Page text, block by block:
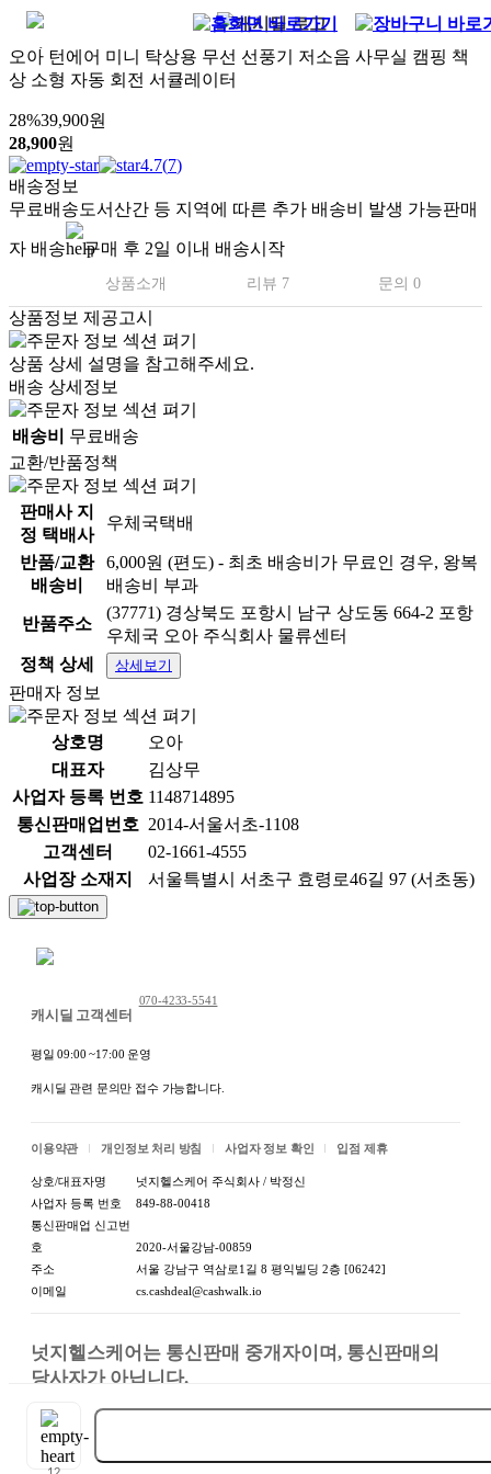
오아 턴에어 미니 탁상용 무선 선풍기 저소음 사무실 캠핑 책
상 소형 자동 회전 서큘레이터
28%39,900원
28,900원
4.7(7)
배송정보
무료배송도서산간 등 지역에 따른 추가 배송비 발생 가능판매
자 배송 구매 후 2일 이내 배송시작
상품소개 리뷰 7 문의 0
상품정보 제공고시
상품 상세 설명을 참고해주세요.
배송 상세정보
배송비
무료배송
교환/반품정책
판매사 지
정 택배사
우체국택배
반품/교환
배송비
6,000원 (편도) - 최초 배송비가 무료인 경우, 왕복
배송비 부과
반품주소
(37771) 경상북도 포항시 남구 상도동 664-2 포항
우체국 오아 주식회사 물류센터
정책 상세
상세보기
판매자 정보
상호명
오아
대표자
김상무
사업자 등록 번호 1148714895
통신판매업번호 2014-서울서초-1108
고객센터
02-1661-4555
사업장 소재지
서울특별시 서초구 효령로46길 97 (서초동)
캐시딜 고객센터
070-4233-5541
평일 09:00 ~17:00 운영
캐시딜 관련 문의만 접수 가능합니다.
이용약관 개인정보 처리 방침 사업자 정보 확인 입점 제휴
상호/대표자명
넛지헬스케어 주식회사 / 박정신
사업자 등록 번호
849-88-00418
통신판매업 신고번
호
2020-서울강남-00859
주소
서울 강남구 역삼로1길 8 평익빌딩 2층 [06242]
이메일
cs.cashdeal@cashwalk.io
넛지헬스케어는 통신판매 중개자이며, 통신판매의
당사자가 아닙니다.
상품, 상품정보, 거래에 관한 의무와 책임은 판매자에
게 있습니다.